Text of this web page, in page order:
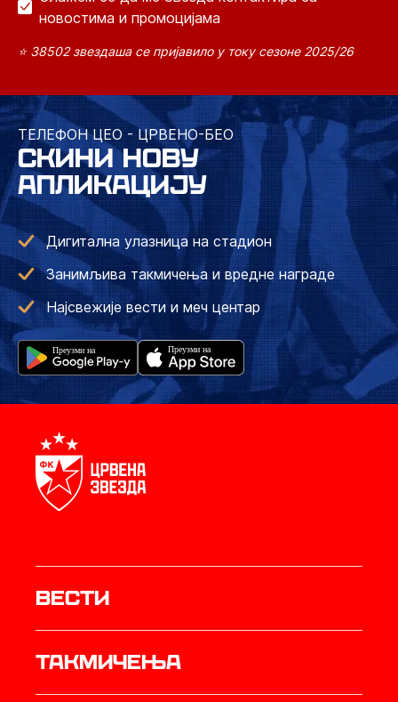
новостима и промоцијама
⭐ 38502 звездаша се пријавило у току сезоне 2025/26
ТЕЛЕФОН ЦЕО - ЦРВЕНО-БЕО
СКИНИ НОВУ
АПЛИКАЦИЈУ
Дигитална улазница на стадион
Занимљива такмичења и вредне награде
Најсвежије вести и меч центар
Вести
Такмичења